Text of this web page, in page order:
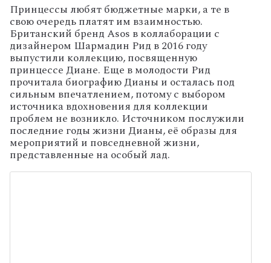
Принцессы любят бюджетные марки, а те в
свою очередь платят им взаимностью.
Британский бренд Asos в коллаборации с
дизайнером Шармадин Рид в 2016 году
выпустили коллекцию, посвященную
принцессе Диане. Еще в молодости Рид
прочитала биографию Дианы и осталась под
сильным впечатлением, потому с выбором
источника вдохновения для коллекции
проблем не возникло. Источником послужили
последние годы жизни Дианы, её образы для
мероприятий и повседневной жизни,
представленные на особый лад.